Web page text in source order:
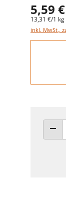
5,59 €
13,31 €/1 kg
inkl. MwSt.,